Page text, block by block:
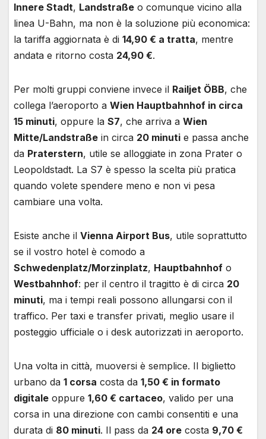
Innere Stadt, Landstraße o comunque vicino alla
linea U-Bahn, ma non è la soluzione più economica:
la tariffa aggiornata è di 14,90 € a tratta, mentre
andata e ritorno costa 24,90 €.
Per molti gruppi conviene invece il Railjet ÖBB, che
collega l’aeroporto a Wien Hauptbahnhof in circa
15 minuti, oppure la S7, che arriva a Wien
Mitte/Landstraße in circa 20 minuti e passa anche
da Praterstern, utile se alloggiate in zona Prater o
Leopoldstadt. La S7 è spesso la scelta più pratica
quando volete spendere meno e non vi pesa
cambiare una volta.
Esiste anche il Vienna Airport Bus, utile soprattutto
se il vostro hotel è comodo a
Schwedenplatz/Morzinplatz, Hauptbahnhof o
Westbahnhof: per il centro il tragitto è di circa 20
minuti, ma i tempi reali possono allungarsi con il
traffico. Per taxi e transfer privati, meglio usare il
posteggio ufficiale o i desk autorizzati in aeroporto.
Una volta in città, muoversi è semplice. Il biglietto
urbano da 1 corsa costa da 1,50 € in formato
digitale oppure 1,60 € cartaceo, valido per una
corsa in una direzione con cambi consentiti e una
durata di 80 minuti. Il pass da 24 ore costa 9,70 €